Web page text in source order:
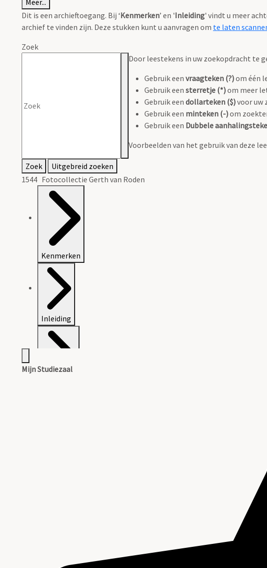
Meer...
Dit is een archieftoegang. Bij ‘Kenmerken’ en 'Inleiding' vindt u meer
archief te vinden zijn. Deze stukken kunt u aanvragen om te laten
Zoek
Door leestekens in uw zoekopdracht te
Gebruik een vraagteken (?)om één
Gebruik een sterretje (*)om meer
Gebruik een dollarteken ($)voor uw
Gebruik een minteken (-)om
Gebruik een Dubbele
Voorbeelden van het gebruik van deze
Zoek
Uitgebreid zoeken
1544 Fotocollectie Gerth van Roden
Kenmerken
Inleiding
Mijn Studiezaal